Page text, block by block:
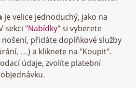
je velice jednoduchý, jako na
sekci "Nabídky" si vyberete
přidáte doplňkové služby
…) a kliknete na "Koupit".
údaje, zvolíte platební